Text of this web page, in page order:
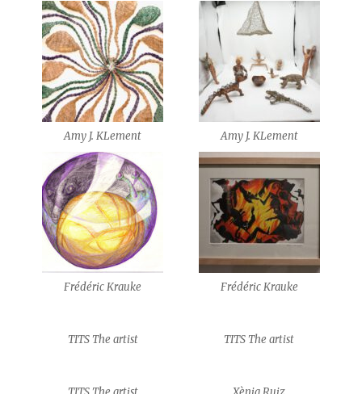
Amy J. KLement Amy J. KLement
Frédéric Krauke Frédéric Krauke
TITS The artist TITS The artist